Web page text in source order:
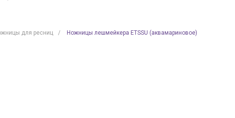
для ресниц / Ножницы лешмейкера ETSSU (аквамариновое)